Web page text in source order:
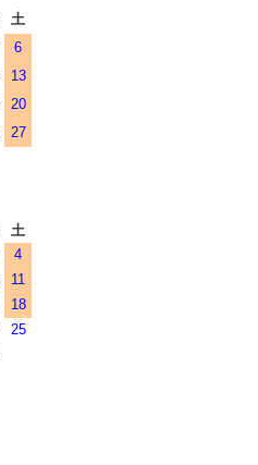
土
6
13
20
27
土
4
11
18
25